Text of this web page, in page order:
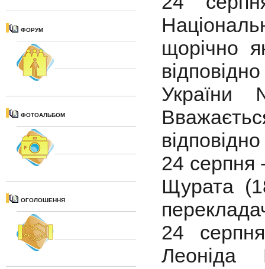
ФОРУМ
ФОТОАЛЬБОМ
ОГОЛОШЕННЯ
щорічно
24 серпня
Щурата
24
Леоніда